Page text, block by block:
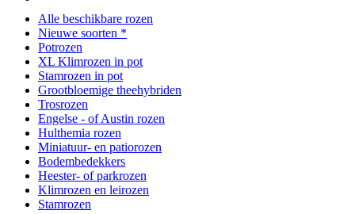
Alle beschikbare rozen
Nieuwe soorten *
Potrozen
XL Klimrozen in pot
Stamrozen in pot
Grootbloemige theehybriden
Trosrozen
Engelse - of Austin rozen
Hulthemia rozen
Miniatuur- en patiorozen
Bodembedekkers
Heester- of parkrozen
Klimrozen en leirozen
Stamrozen